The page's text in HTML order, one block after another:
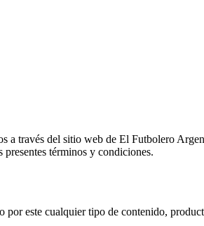
a través del sitio web de El Futbolero
presentes términos y condiciones.
este cualquier tipo de contenido,